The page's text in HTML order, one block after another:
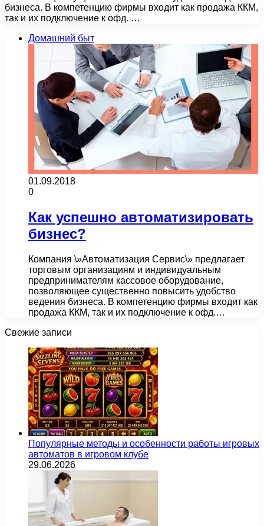
бизнеса. В компетенцию фирмы входит как продажа ККМ,
так и их подключение к офд. …
Домашний быт
01.09.2018
0
Как успешно автоматизировать
бизнес?
Компания \»Автоматизация Сервис\» предлагает
торговым организациям и индивидуальным
предпринимателям кассовое оборудование,
позволяющее существенно повысить удобство
ведения бизнеса. В компетенцию фирмы входит как
продажа ККМ, так и их подключение к офд.…
Свежие записи
Популярные методы и особенности работы игровых
автоматов в игровом клубе
29.06.2026